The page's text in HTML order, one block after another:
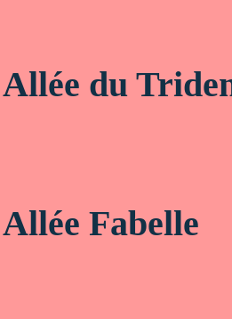
Allée du
Allée Fabelle